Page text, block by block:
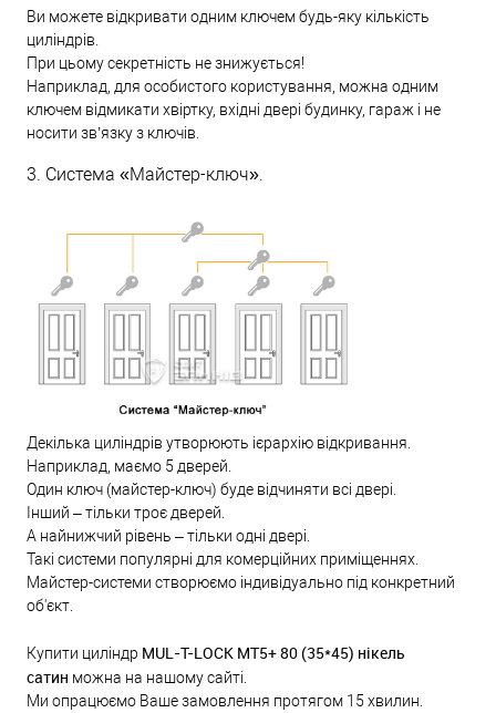
Ви можете відкривати одним ключем будь-яку кількість
циліндрів.
При цьому секретність не знижується!
Наприклад, для особистого користування, можна одним
ключем відмикати хвіртку, вхідні двері будинку, гараж і не
носити зв’язку з ключів.
3. Система «Майстер-ключ».
Декілька циліндрів утворюють ієрархію відкривання.
Наприклад, маємо 5 дверей.
Один ключ (майстер-ключ) буде відчиняти всі двері.
Інший – тільки троє дверей.
А найнижчий рівень – тільки одні двері.
Такі системи популярні для комерційних приміщеннях.
Майстер-системи створюємо індивідуально під конкретний
об'єкт.
Купити циліндр MUL-T-LOCK MT5+ 80 (35*45) нікель
сатин можна на нашому сайті.
Ми опрацюємо Ваше замовлення протягом 15 хвилин.